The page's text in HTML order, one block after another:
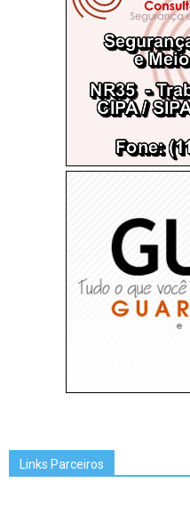
Links Parceiros